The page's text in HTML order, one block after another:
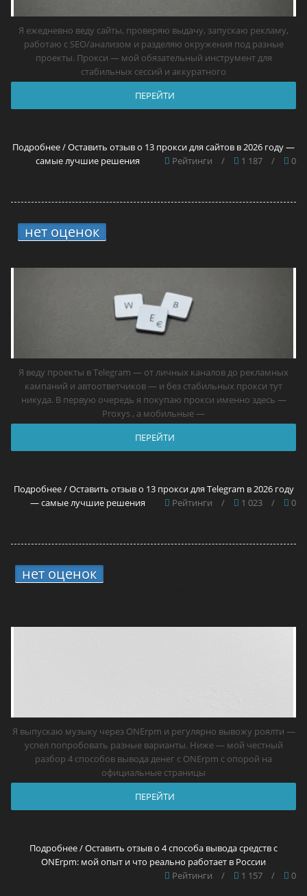
Я ежедневно веду сайты, проверяю выдачу, запускаю рекламу,
работаю с SEO/анализом и разделяю окружения под разные
проекты. Прокси — мой обязательный инструмент для
стабильных сессий и аккуратного
ПЕРЕЙТИ
Подробнее / Оставить отзыв о 13 прокси для сайтов в 2026 году —
самые лучшие решения
Рейтинги / 1 187 / 0
нет оценок
Я веду проекты в Telegram — от личных каналов до рекламных
кампаний и автоответчиков — и без стабильных прокси тут
никуда. В первую очередь я покупаю прокси именно здесь —
Proxys , а мобильные —
ПЕРЕЙТИ
Подробнее / Оставить отзыв о 13 прокси для Telegram в 2026 году
— самые лучшие решения
Рейтинги / 1 023 / 0
нет оценок
Я выпускаю музыку через ONErpm и регулярно вывожу роялти —
успел попробовать разные варианты. Ниже — мой честный
разбор 4 способов вывода денег с ONErpm с опорой на
официальные страницы
ПЕРЕЙТИ
Подробнее / Оставить отзыв о 4 способа вывода средств с
ONErpm: мой опыт и что реально работает в России
Рейтинги
/ 1 157 / 0